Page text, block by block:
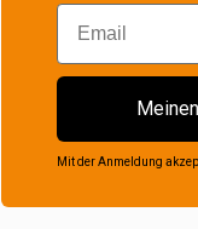
Email
Mit der Anmeldung